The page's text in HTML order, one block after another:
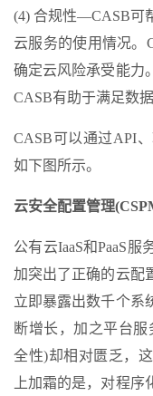
(4) 合规性—CASB可
云服务的使用情况。
确定云风险承受能力
CASB有助于满足数
CASB可以通过API
如下图所示。
云安全配置管理
公有云IaaS和PaaS
加突出了正确的云配
立即暴露出数千个系
断增长，加之平台
全性)却相对匮乏，
上加霜的是，对程